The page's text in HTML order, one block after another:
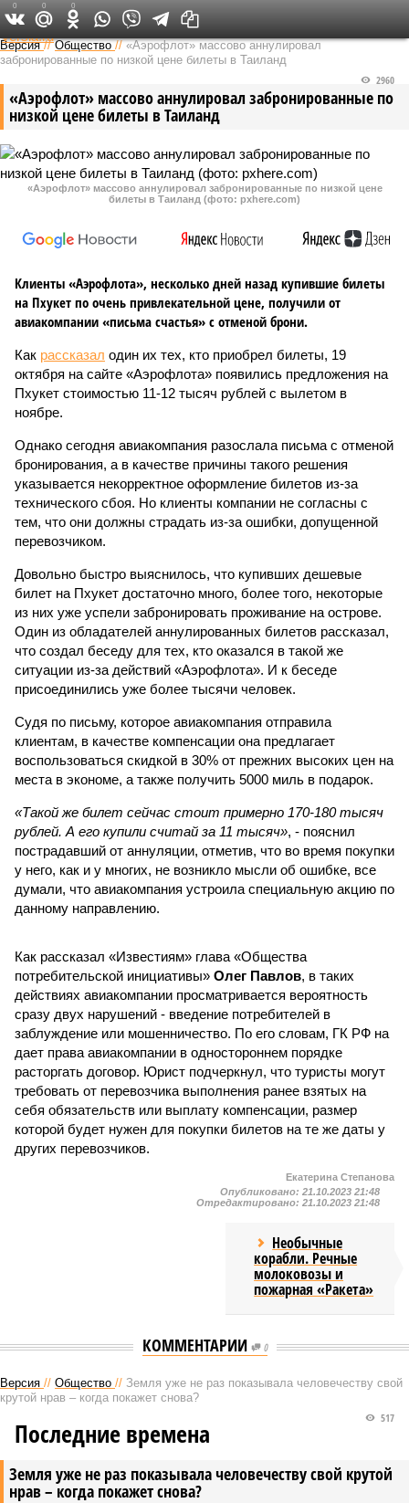
Федеральный выпуск
Версия //Общество //«Аэрофлот» массово аннулировал
забронированные по низкой цене билеты в Таиланд
«Аэрофлот» массово аннулировал забронированные по
низкой цене билеты в Таиланд
2960
«Аэрофлот» массово аннулировал забронированные по низкой цене
билеты в Таиланд (фото: pxhere.com)
Клиенты «Аэрофлота», несколько дней назад купившие билеты
на Пхукет по очень привлекательной цене, получили от
авиакомпании «письма счастья» с отменой брони.
Как рассказал один их тех, кто приобрел билеты, 19
октября на сайте «Аэрофлота» появились предложения на
Пхукет стоимостью 11-12 тысяч рублей с вылетом в
ноябре.
Однако сегодня авиакомпания разослала письма с отменой
бронирования, а в качестве причины такого решения
указывается некорректное оформление билетов из-за
технического сбоя. Но клиенты компании не согласны с
тем, что они должны страдать из-за ошибки, допущенной
перевозчиком.
Довольно быстро выяснилось, что купивших дешевые
билет на Пхукет достаточно много, более того, некоторые
из них уже успели забронировать проживание на острове.
Один из обладателей аннулированных билетов рассказал,
что создал беседу для тех, кто оказался в такой же
ситуации из-за действий «Аэрофлота». И к беседе
присоединились уже более тысячи человек.
Судя по письму, которое авиакомпания отправила
клиентам, в качестве компенсации она предлагает
воспользоваться скидкой в 30% от прежних высоких цен на
места в экономе, а также получить 5000 миль в подарок.
«Такой же билет сейчас стоит примерно 170-180 тысяч
рублей. А его купили считай за 11 тысяч», - пояснил
пострадавший от аннуляции, отметив, что во время покупки
у него, как и у многих, не возникло мысли об ошибке, все
думали, что авиакомпания устроила специальную акцию по
данному направлению.
Как рассказал «Известиям» глава «Общества
потребительской инициативы» Олег Павлов, в таких
действиях авиакомпании просматривается вероятность
сразу двух нарушений - введение потребителей в
заблуждение или мошенничество. По его словам, ГК РФ на
дает права авиакомпании в одностороннем порядке
расторгать договор. Юрист подчеркнул, что туристы могут
требовать от перевозчика выполнения ранее взятых на
себя обязательств или выплату компенсации, размер
которой будет нужен для покупки билетов на те же даты у
других перевозчиков.
0 0 0
Екатерина Степанова
Опубликовано: 21.10.2023 21:48
Отредактировано: 21.10.2023 21:48
Необычные
корабли. Речные
молоковозы и
пожарная «Ракета»
КОММЕНТАРИИ 0
Версия // Общество // Земля уже не раз показывала человечеству свой
крутой нрав – когда покажет снова?
Земля уже не раз показывала человечеству свой крутой
нрав – когда покажет снова?
517
Последние времена